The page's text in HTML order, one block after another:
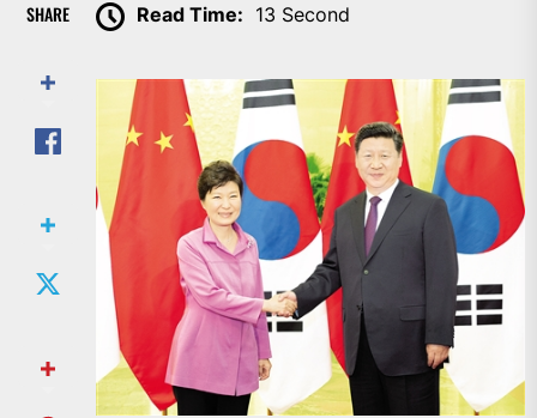
SHARE Read Time: 13 Second